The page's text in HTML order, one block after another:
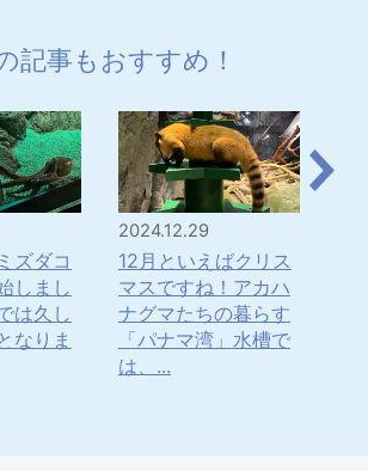
記事もおすすめ！
ズダコ
しまし
は久し
なりま
2024.12.29
12月といえばクリス
マスですね！アカハ
ナグマたちの暮らす
「パナマ湾」水槽で
は、...